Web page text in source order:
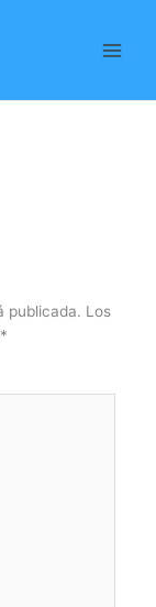
publicada. Los
*